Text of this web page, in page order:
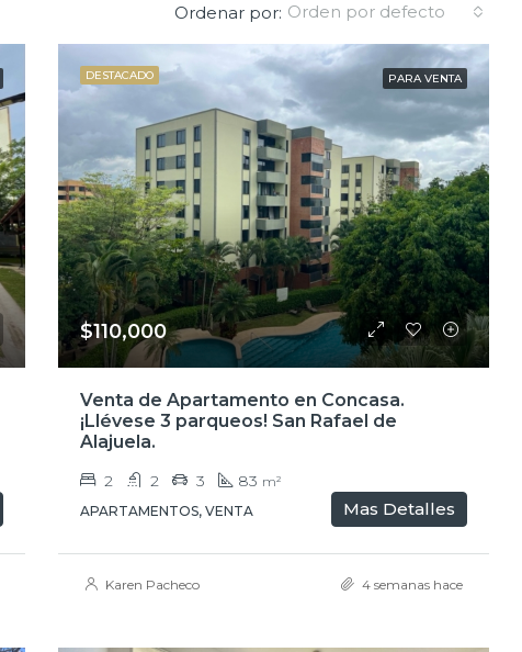
Ordenar por: Orden por defecto
DESTACADO PARA VENTA
$110,000
Venta de Apartamento en Concasa.
¡Llévese 3 parqueos! San Rafael de
Alajuela.
2 2 3 83 m²
APARTAMENTOS, VENTA
Mas Detalles
Karen Pacheco 4 semanas hace
PARA VENTA
DESTACADO
$110,000